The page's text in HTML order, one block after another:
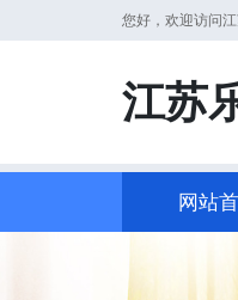
您好，欢迎访问
江苏
网站